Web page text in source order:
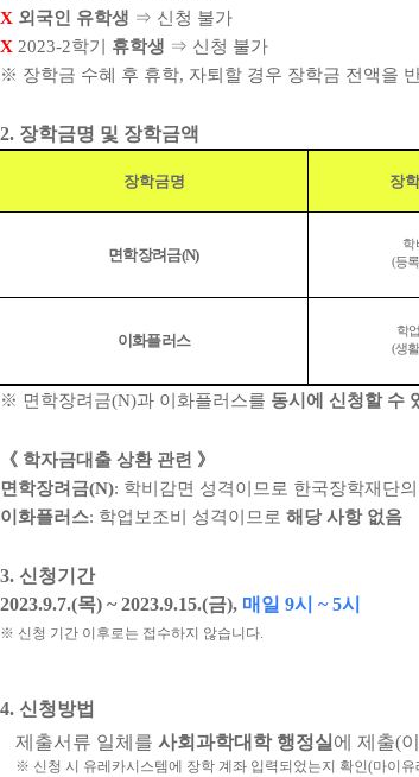
X 외국인 유학생 ⇒ 신청 불가
X 2023-2학기 휴학생 ⇒ 신청 불가
※ 장학금 수혜 후 휴학, 자퇴할 경우 장학금 전액을
2. 장학금명 및 장학금액
장학금명 장
면학장려금(N)
학
(등
이화플러스
학
(생
※ 면학장려금(N)과 이화플러스를 동시에 신청할 수
《 학자금대출 상환 관련 》
면학장려금(N): 학비감면 성격이므로 한국장학재단의
이화플러스: 학업보조비 성격이므로 해당 사항 없음
3. 신청기간
2023.9.7.(목) ~ 2023.9.15.(금), 매일 9시 ~ 5시
※ 신청 기간 이후로는 접수하지 않습니다
4. 신청방법
제출서류 일체를사회과학대학 행정실 에 제출(
※ 신청 시 유레카시스템에 장학 계좌 입력되었는지 확인(마이